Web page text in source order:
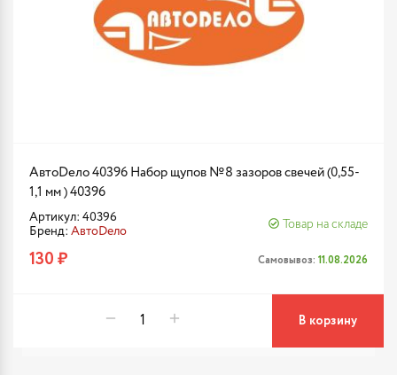
АвтоDело 40396 Набор щупов №8 зазоров свечей (0,55-
1,1 мм ) 40396
Артикул: 40396
Бренд: АвтоDело
Товар на складе
130 ₽ Самовывоз: 11.08.2026
В корзину